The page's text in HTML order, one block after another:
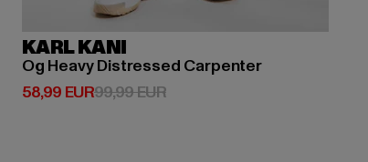
KARL KANI
Og Heavy Distressed Carpenter
58,99 EUR
Derzeitiger Preis: 58,99 EUR
99,99 EURAktionspreis: 99,99 EUR